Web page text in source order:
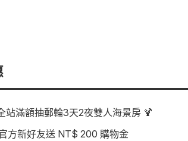
站滿額抽郵輪3天2夜雙人海景房 🍹
方新好友送 NT$ 200 購物金